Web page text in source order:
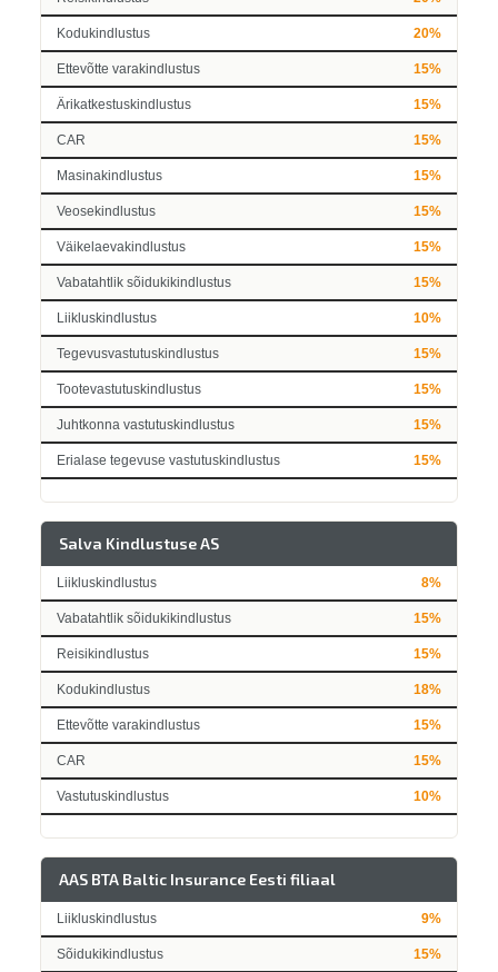
Kodukindlustus 20%
Ettevõtte varakindlustus 15%
Ärikatkestuskindlustus 15%
CAR 15%
Masinakindlustus 15%
Veosekindlustus 15%
Väikelaevakindlustus 15%
Vabatahtlik sõidukikindlustus 15%
Liikluskindlustus 10%
Tegevusvastutuskindlustus 15%
Tootevastutuskindlustus 15%
Juhtkonna vastutuskindlustus 15%
Erialase tegevuse vastutuskindlustus 15%
Salva Kindlustuse AS
Liikluskindlustus 8%
Vabatahtlik sõidukikindlustus 15%
Reisikindlustus 15%
Kodukindlustus 18%
Ettevõtte varakindlustus 15%
CAR 15%
Vastutuskindlustus 10%
AAS BTA Baltic Insurance Eesti filiaal
Liikluskindlustus 9%
Sõidukikindlustus 15%